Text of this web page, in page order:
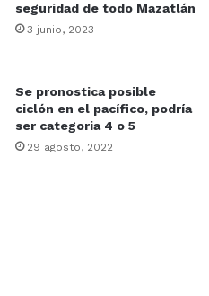
seguridad de todo Mazatlán
3 junio, 2023
Se pronostica posible
ciclón en el pacífico, podría
ser categoria 4 o 5
29 agosto, 2022